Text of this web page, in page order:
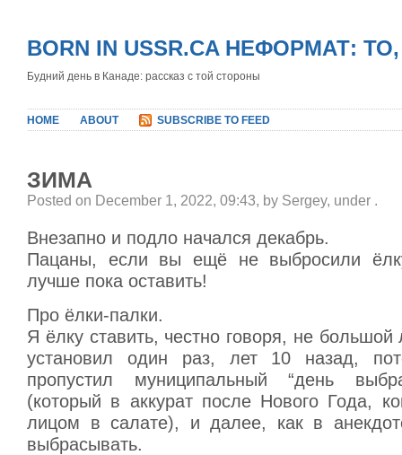
BORN IN USSR.CA НЕФОРМАТ:
Будний день в Канаде: рассказ с той стороны
HOME ABOUT SUBSCRIBE TO FEED
ЗИМА
Posted on December 1, 2022, 09:43, by Sergey, under .
Внезапно и подло начался декабрь.
Пацаны, если вы ещё не выбросили
лучше пока оставить!
Про ёлки-палки.
Я ёлку ставить, честно говоря, не большой
установил один раз, лет 10 назад,
пропустил муниципальный “день
(который в аккурат после Нового Года,
лицом в салате), и далее, как в
выбрасывать.